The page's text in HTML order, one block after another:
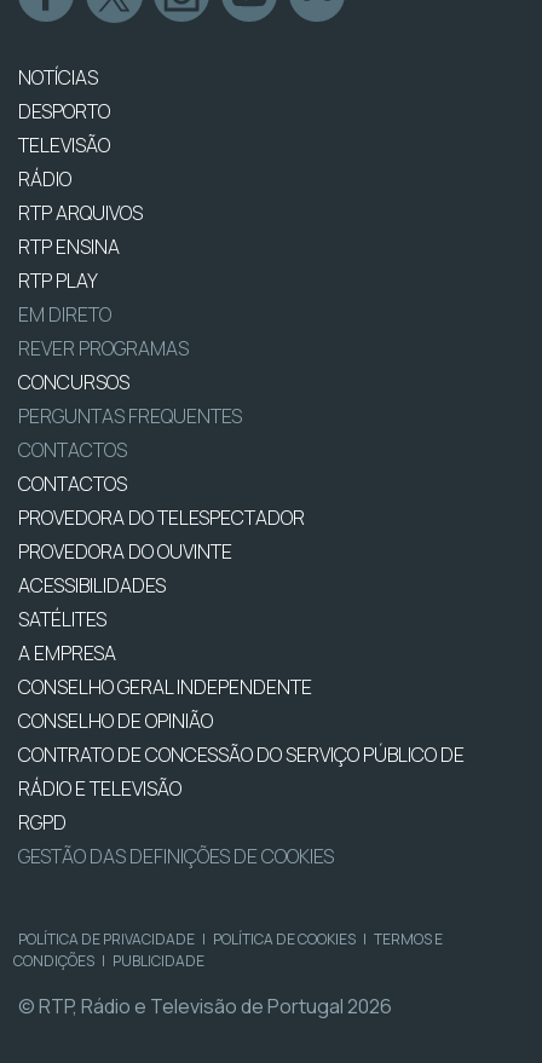
NOTÍCIAS
DESPORTO
TELEVISÃO
RÁDIO
RTP ARQUIVOS
RTP ENSINA
RTP PLAY
EM DIRETO
REVER PROGRAMAS
CONCURSOS
PERGUNTAS FREQUENTES
CONTACTOS
CONTACTOS
PROVEDORA DO TELESPECTADOR
PROVEDORA DO OUVINTE
ACESSIBILIDADES
SATÉLITES
A EMPRESA
CONSELHO GERAL INDEPENDENTE
CONSELHO DE OPINIÃO
CONTRATO DE CONCESSÃO DO SERVIÇO PÚBLICO DE
RÁDIO E TELEVISÃO
RGPD
GESTÃO DAS DEFINIÇÕES DE COOKIES
POLÍTICA DE PRIVACIDADE | POLÍTICA DE COOKIES | TERMOS E
CONDIÇÕES | PUBLICIDADE
© RTP, Rádio e Televisão de Portugal 2026